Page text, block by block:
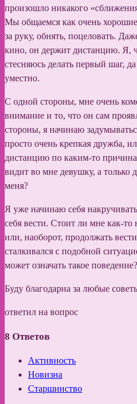
произошло никакого
Мы общаемся как очень хорошие
за руку, обнять, поцеловать.
кино, он держит дистанцию. Я,
стесняюсь делать первый шаг,
уместно.
С одной стороны, мне очень
внимание и то, что он сам
стороны, я начинаю
просто очень крепкая дружба,
дистанцию по каким-то
видит во мне девушку, а только
меня?
Я уже начинаю себя
себя вести. Стоит ли мне как-то
или, наоборот, продолжать
сталкивался с подобной
может означать такое поведение?
Буду благодарна за любые
ответил на вопрос
8 Ответов
Активность
Новизна
Старшинство